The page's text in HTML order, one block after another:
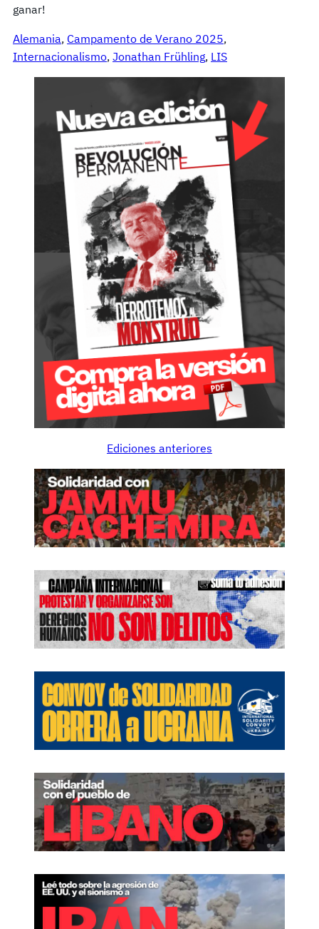
ganar!
Alemania, Campamento de Verano 2025
Internacionalismo, Jonathan Frühling, LIS
Ediciones anteriores